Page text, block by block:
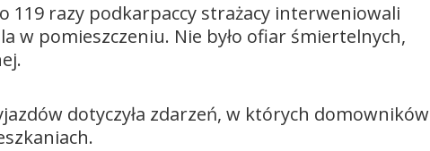
119 razy podkarpaccy strażacy interweniowali
w pomieszczeniu. Nie było ofiar śmiertelnych,
dotyczyła zdarzeń, w których domowników